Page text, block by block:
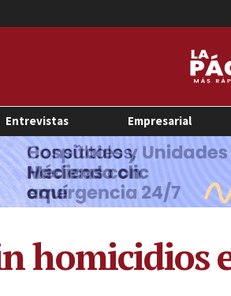
Entrevistas Empresarial
homicidios